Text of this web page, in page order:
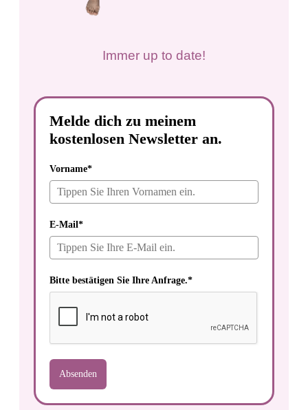
Immer up to date!
Melde dich zu meinem
kostenlosen Newsletter an.
Vorname*
E-Mail*
Bitte bestätigen Sie Ihre Anfrage.*
Absenden